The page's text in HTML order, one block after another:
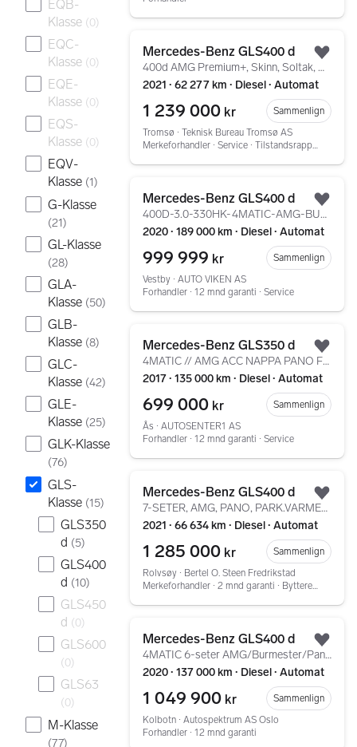
EQB-
Klasse (0)
EQC-
Klasse (0)
EQE-
Klasse (0)
EQS-
Klasse (0)
EQV-
Klasse (1)
G-Klasse
(21)
GL-Klasse
(28)
GLA-
Klasse (50)
GLB-
Klasse (8)
GLC-
Klasse (42)
GLE-
Klasse (25)
GLK-Klasse
(76)
GLS-
Klasse (15)
GLS350
d (5)
GLS400
d (10)
GLS450
d (0)
GLS600
(0)
GLS63
(0)
M-Klasse
(77)
Mercedes-Benz GLS400 d
400d AMG Premium+, Skinn, Soltak, HUD, 360°Burmester®
2021 ∙ 62 277 km ∙ Diesel ∙ Automat
1 239 000 kr
Sammenlign
Tromsø ∙ Teknisk Bureau Tromsø AS
Merkeforhandler ∙ Service ∙ Tilstandsrapport
Mercedes-Benz GLS400 d
400D-3.0-330HK-4MATIC-AMG-BURMESTER-MASSASJE-ADS+-360RK
2020 ∙ 189 000 km ∙ Diesel ∙ Automat
999 999 kr
Sammenlign
Vestby ∙ AUTO VIKEN AS
Forhandler ∙ 12 mnd garanti ∙ Service
Mercedes-Benz GLS350 d
4MATIC // AMG ACC NAPPA PANO FSH LUFT HARMAN KARDON+
2017 ∙ 135 000 km ∙ Diesel ∙ Automat
699 000 kr
Sammenlign
Ås ∙ AUTOSENTER1 AS
Forhandler ∙ 12 mnd garanti ∙ Service
Mercedes-Benz GLS400 d
7-SETER, AMG, PANO, PARK.VARMER, AIRMATIC, H.FESTE
2021 ∙ 66 634 km ∙ Diesel ∙ Automat
1 285 000 kr
Sammenlign
Rolvsøy ∙ Bertel O. Steen Fredrikstad
Merkeforhandler ∙ 2 mnd garanti ∙ Bytterett ∙ Tilstandsrapport
Mercedes-Benz GLS400 d
4MATIC 6-seter AMG/Burmester/Pano/Krok/Webasto/HUD/Nors
2020 ∙ 137 000 km ∙ Diesel ∙ Automat
1 049 900 kr
Sammenlign
Kolbotn ∙ Autospektrum AS Oslo
Forhandler ∙ 12 mnd garanti